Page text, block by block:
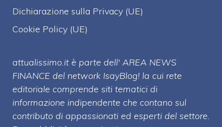
Dichiarazione sulla Privacy (UE)
Cookie Policy (UE)
attualissimo.it è parte dell' AREA NEWS
FINANCE del network IsayBlog! la cui rete
editoriale comprende siti tematici di
informazione indipendente che contano sul
contributo di appassionati ed esperti del settore.